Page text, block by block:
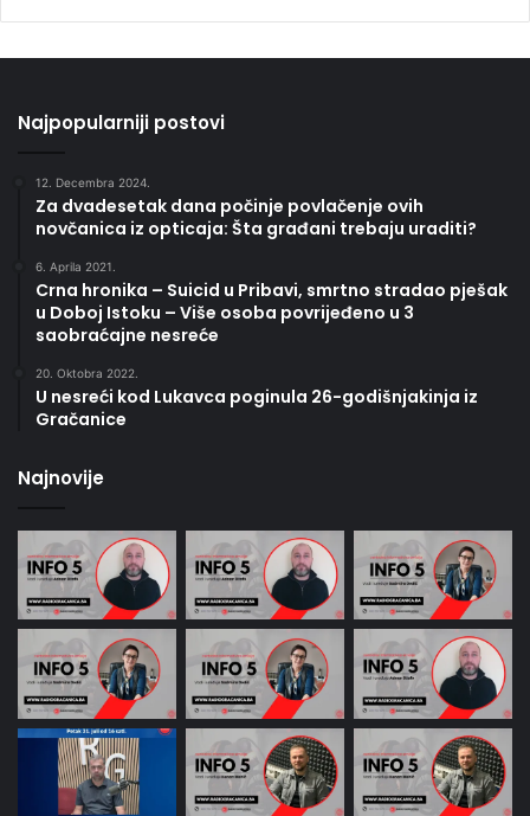
Najpopularniji postovi
12. Decembra 2024.
Za dvadesetak dana počinje povlačenje ovih
novčanica iz opticaja: Šta građani trebaju uraditi?
6. Aprila 2021.
Crna hronika – Suicid u Pribavi, smrtno stradao pješak
u Doboj Istoku – Više osoba povrijeđeno u 3
saobraćajne nesreće
20. Oktobra 2022.
U nesreći kod Lukavca poginula 26-godišnjakinja iz
Gračanice
Najnovije